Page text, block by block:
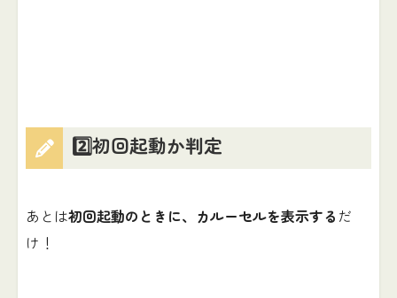
2️⃣初回起動か判定
あとは初回起動のときに、カルーセルを表示する だ
け！